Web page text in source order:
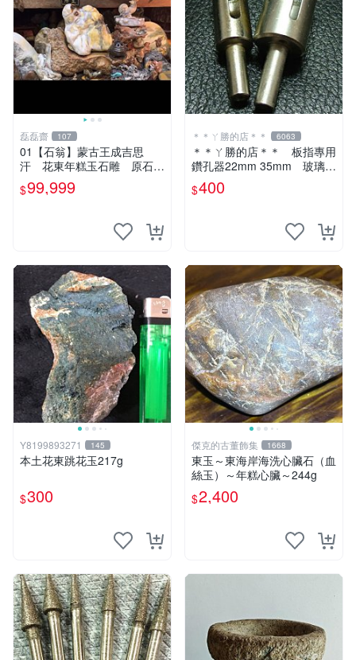
磊磊齋 107
01【石翁】蒙古王成吉思
汗 花東年糕玉石雕 原石隨
型手工巧雕 3000ｇ 原
木瘤檯王座
$99,999
＊＊ㄚ勝的店＊＊ 6063
＊＊ㄚ勝的店＊＊ 板指專用
鑽孔器22mm 35mm 玻璃玉
石等硬物使用～
$400
Y8199893271 145
本土花東跳花玉217g
$300
傑克的古董飾集 1668
東玉～東海岸海洗心臟石（血
絲玉）～年糕心臟～244g
$2,400